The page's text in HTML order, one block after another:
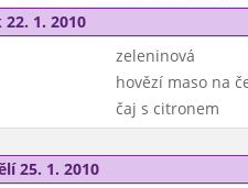
22. 1. 2010
zeleninová
hovězí maso na
čaj s citronem
25. 1. 2010